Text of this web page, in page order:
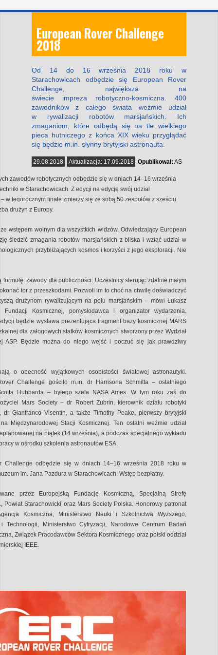
European Rover Challenge
2018
Od 14 do 16 września 2018 roku w
Starachowicach odbędzie się European Rover
Challenge, największa na
świecie impreza robotyczno-kosmiczna. 400
zawodników z całego świata weźmie udział
w rywalizacji robotów marsjańskich. Ich
zmaganiom, które odbędą się na tle wielkiego
pieca hutniczego z końca XIX wieku przyglądać
się będzie m.in. słynny brytyjski astronauta.
29.08.2018 Aktualizacja: 17.09.2018 Opublikował: AS
zawodów robotycznych odbędzie się w dniach 14–16 września
w Starachowicach. Z edycji na edycję swój udział
w tegorocznym finale zmierzy się ze sobą 50 zespołów z sześciu
drużyn z Europy.
wstępem wolnym dla wszystkich widzów. Odwiedzający European
śledzić zmagania robotów marsjańskich z bliska i wziąć udział w
przybliżających kosmos i korzyści z jego eksploracji. Nie
zawody dla publiczności. Uczestnicy sterując zdalnie małym
tor z przeszkodami. Pozwoli im to choć na chwilę doświadczyć
drużynom rywalizującym na polu marsjańskim – mówi Łukasz
Kosmicznej, pomysłodawca i organizator wydarzenia.
będzie wystawa prezentująca fragment bazy kosmicznej MARS
dla załogowych statków kosmicznych stworzony przez Wydział
ASP. Będzie można do niego wejść i poczuć się jak prawdziwy
o obecność wyjątkowych osobistości światowej astronautyki.
Challenge gościło m.in. dr Harrisona Schmitta – ostatniego
Hubbarda – byłego szefa NASA Ames. W tym roku zaś do
Mars Society – dr Robert Zubrin, kierownik działu robotyki
dr Gianfranco Visentin, a także Timothy Peake, pierwszy brytyjski
Międzynarodowej Stacji Kosmicznej. Ten ostatni weźmie udział
na piątek (14 września), a podczas specjalnego wykładu
w ośrodku szkolenia astronautów ESA.
Challenge odbędzie się w dniach 14–16 września 2018 roku w
im. Jana Pazdura w Starachowicach. Wstęp bezpłatny.
przez Europejską Fundację Kosmiczną, Specjalną Strefę
Powiat Starachowicki oraz Mars Society Polska. Honorowy patronat
Kosmiczna, Ministerstwo Nauki i Szkolnictwa Wyższego,
Technologii, Ministerstwo Cyfryzacji, Narodowe Centrum Badań
Związek Pracodawców Sektora Kosmicznego oraz polski oddział
IEEE.